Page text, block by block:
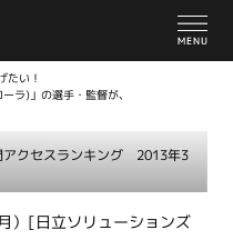
たい！
ラ)」の選手・監督が、
アクセスランキング 2013年3
[日立ソリューションズ